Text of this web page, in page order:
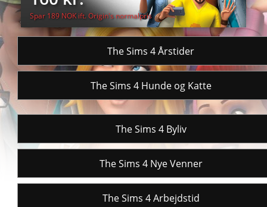
Spar 189 NOK ift. Origin's normalpris
The Sims 4 Årstider
The Sims 4 Hunde og Katte
The Sims 4 Byliv
The Sims 4 Nye Venner
The Sims 4 Arbejdstid